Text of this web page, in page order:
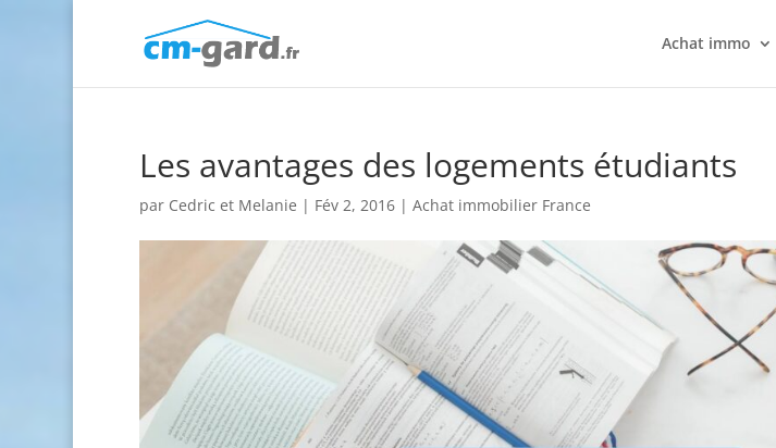
Achat immo
Les avantages des logements étudiants
par Cedric et Melanie | Fév 2, 2016| Achat immobilier France